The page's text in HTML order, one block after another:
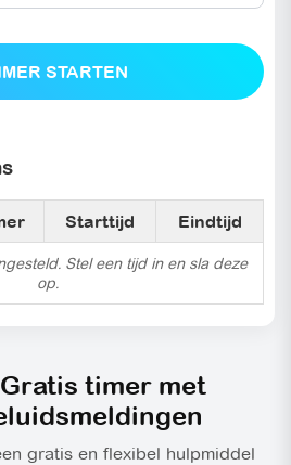
STARTEN
Starttijd Eindtijd
Stel een tijd in en sla deze
op.
timer met
gratis en flexibel hulpmiddel